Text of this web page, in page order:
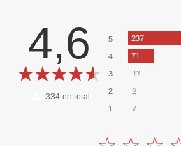
4,6
334en total
5 237
4 71
3 17
2 2
1 7